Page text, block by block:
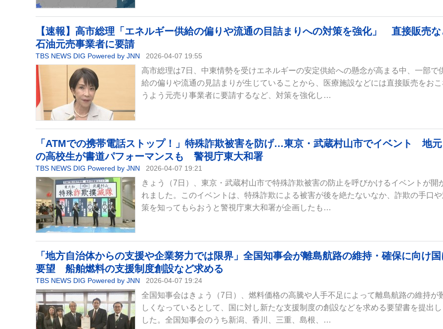
【速報】高市総理「エネルギー供給の偏りや流通の目詰まりへの対策を強化」 直接販売な
石油元売事業者に要請
TBS NEWS DIG Powered by JNN 2026-04-07 19:55
高市総理は7日、中東情勢を受けエネルギーの安定供給への懸念が高まる中、一部で
給の偏りや流通の見詰まりが生じていることから、医療施設などには直接販売をおこ
うよう元売り事業者に要請するなど、対策を強化し…
「ATMでの携帯電話ストップ！」特殊詐欺被害を防げ…東京・武蔵村山市でイベント 地元
の高校生が書道パフォーマンスも 警視庁東大和署
TBS NEWS DIG Powered by JNN 2026-04-07 19:21
きょう（7日）、東京・武蔵村山市で特殊詐欺被害の防止を呼びかけるイベントが開
れました。このイベントは、特殊詐欺による被害が後を絶たないなか、詐欺の手口
策を知ってもらおうと警視庁東大和署が企画したも…
「地方自治体からの支援や企業努力では限界」全国知事会が離島航路の維持・確保に向け国
要望 船舶燃料の支援制度創設など求める
TBS NEWS DIG Powered by JNN 2026-04-07 19:24
全国知事会はきょう（7日）、燃料価格の高騰や人手不足によって離島航路の維持が
しくなっているとして、国に対し新たな支援制度の創設などを求める要望書を提出し
した。全国知事会のうち新潟、香川、三重、島根、…